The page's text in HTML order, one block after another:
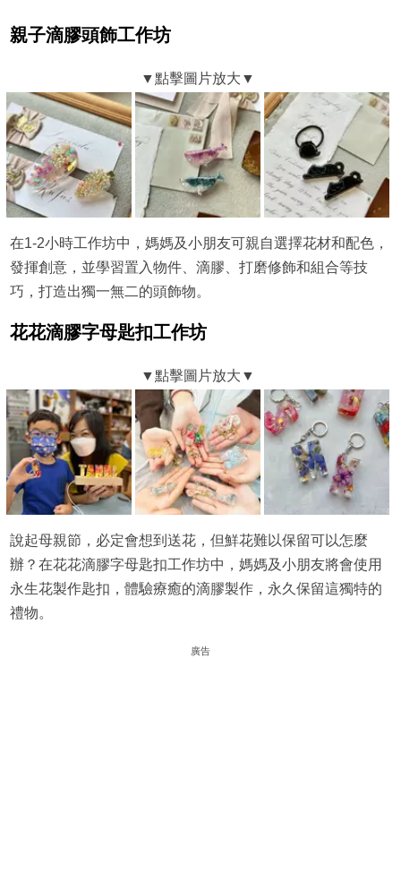
親子滴膠頭飾工作坊
在1-2小時工作坊中，媽媽及小朋友可親自選擇花材和配色，
發揮創意，並學習置入物件、滴膠、打磨修飾和組合等技
巧，打造出獨一無二的頭飾物。
花花滴膠字母匙扣工作坊
說起母親節，必定會想到送花，但鮮花難以保留可以怎麼
辦？在花花滴膠字母匙扣工作坊中，媽媽及小朋友將會使用
永生花製作匙扣，體驗療癒的滴膠製作，永久保留這獨特的
禮物。
廣告